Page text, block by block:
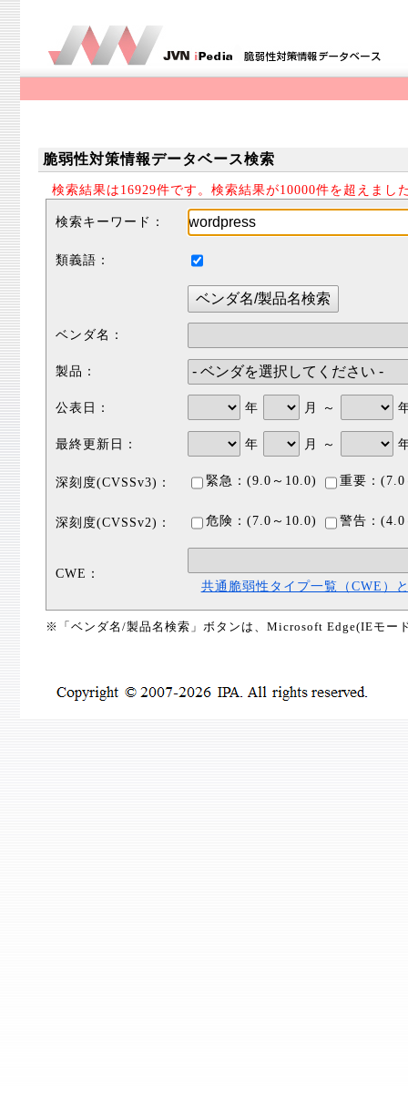
脆弱性対策情報データベース検索
検索結果は16929件です。検索結果が10000件を超えま
検索キーワード：
類義語：
ベンダ名：
製品：
公表日： 年 月 ～
最終更新日： 年 月 ～
深刻度(CVSSv3)： 緊急：(9.0～10.0) 重要：
深刻度(CVSSv2)： 危険：(7.0～10.0) 警告：
CWE：
共通脆弱性タイプ一覧（CWE）
※「ベンダ名/製品名検索」ボタンは、Microsoft Edge(IEモー